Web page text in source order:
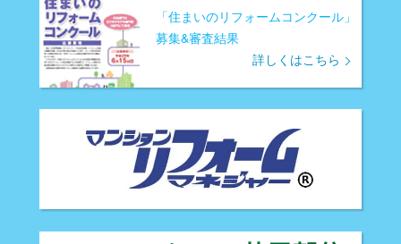
「住まいのリフォームコンクール」
募集&審査結果
詳しくはこちら